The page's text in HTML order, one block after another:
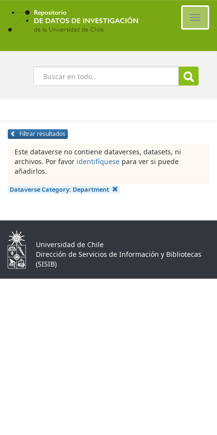
Ir
contenido
principal
Buscar
Filtrar resultados
Este dataverse no contiene dataverses, datasets, ni
archivos. Por favor identifíquese para ver si puede
añadirlos.
Dataverse Category: Department
Universidad de Chile
Dirección de Servicios de Información y Bibliotecas
(SISIB)